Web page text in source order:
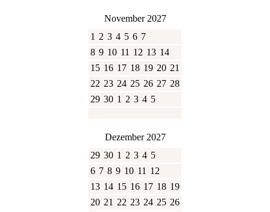
November 2027
1 2 3 4 5 6 7
8 9 10 11 12 13 14
15 16 17 18 19 20 21
22 23 24 25 26 27 28
29 30 1 2 3 4 5
Dezember 2027
29 30 1 2 3 4 5
6 7 8 9 10 11 12
13 14 15 16 17 18 19
20 21 22 23 24 25 26